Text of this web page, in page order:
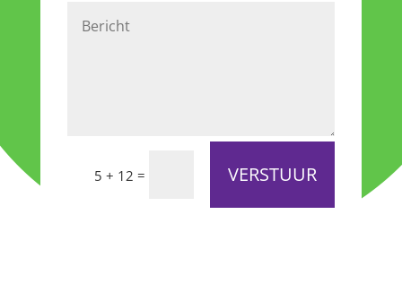
5 + 12 = VERSTUUR